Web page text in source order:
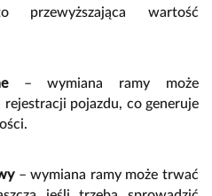
przewyższająca wartość
– wymiana ramy może
pojazdu, co generuje
– wymiana ramy może trwać